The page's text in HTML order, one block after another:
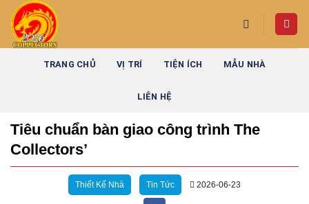
Skip
content
TRANG CHỦ VỊ TRÍ TIỆN ÍCH MẪU NHÀ
LIÊN HỆ
Tiêu chuẩn bàn giao công trình The
Collectors’
Thiết Kế Nhà Tin Tức 2026-06-23